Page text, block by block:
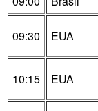
09:30 EUA
10:15 EUA